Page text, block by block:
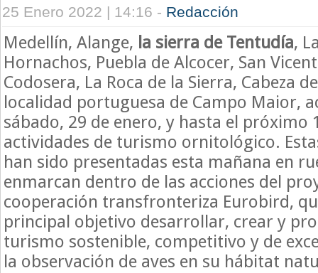
25 Enero 2022 | 14:16 - Redacción
Medellín, Alange, la sierra de Tentudía,
Hornachos, Puebla de Alcocer, San
Codosera, La Roca de la Sierra, Cabeza
localidad portuguesa de Campo Maior,
sábado, 29 de enero, y hasta el próximo
actividades de turismo ornitológico.
han sido presentadas esta mañana en
enmarcan dentro de las acciones del
cooperación transfronteriza Eurobird,
principal objetivo desarrollar, crear y
turismo sostenible, competitivo y de
la observación de aves en su hábitat